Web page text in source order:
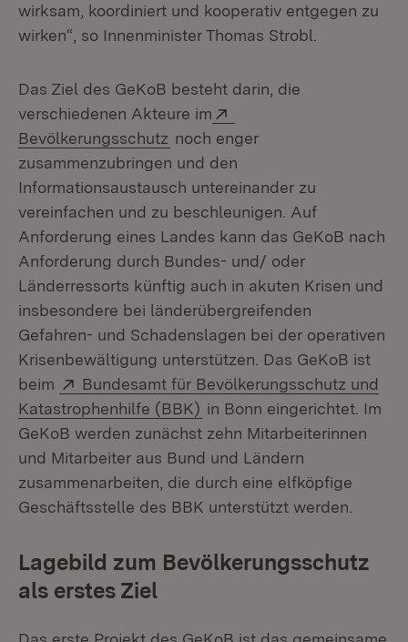
wirksam, koordiniert und kooperativ entgegen zu
wirken“, so Innenminister Thomas Strobl.
Das Ziel des GeKoB besteht darin, die
verschiedenen Akteure im
Bevölkerungsschutz (Öffnet in neuem Fenster)
noch enger
zusammenzubringen und den
Informationsaustausch untereinander zu
vereinfachen und zu beschleunigen. Auf
Anforderung eines Landes kann das GeKoB nach
Anforderung durch Bundes- und/ oder
Länderressorts künftig auch in akuten Krisen und
insbesondere bei länderübergreifenden
Gefahren- und Schadenslagen bei der operativen
Krisenbewältigung unterstützen. Das GeKoB ist
beim
Extern:
Bundesamt für Bevölkerungsschutz und
Katastrophenhilfe (BBK) (Öffnet in neuem Fenster)
in Bonn eingerichtet. Im
GeKoB werden zunächst zehn Mitarbeiterinnen
und Mitarbeiter aus Bund und Ländern
zusammenarbeiten, die durch eine elfköpfige
Geschäftsstelle des BBK unterstützt werden.
Lagebild zum Bevölkerungsschutz
als erstes Ziel